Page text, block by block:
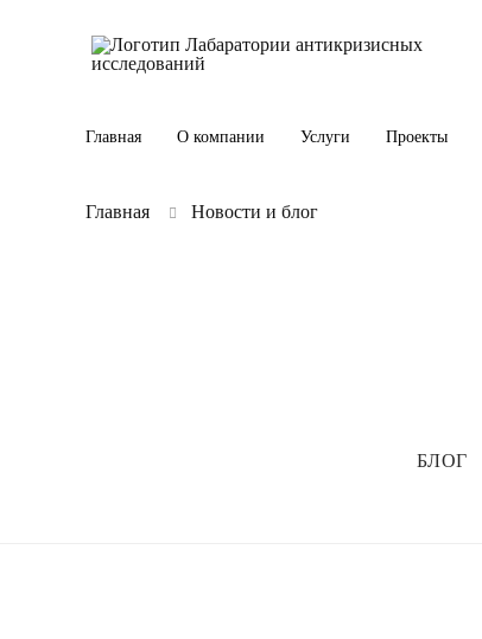
Главная О компании Услуги Проекты
Главная Новости и блог
БЛОГ